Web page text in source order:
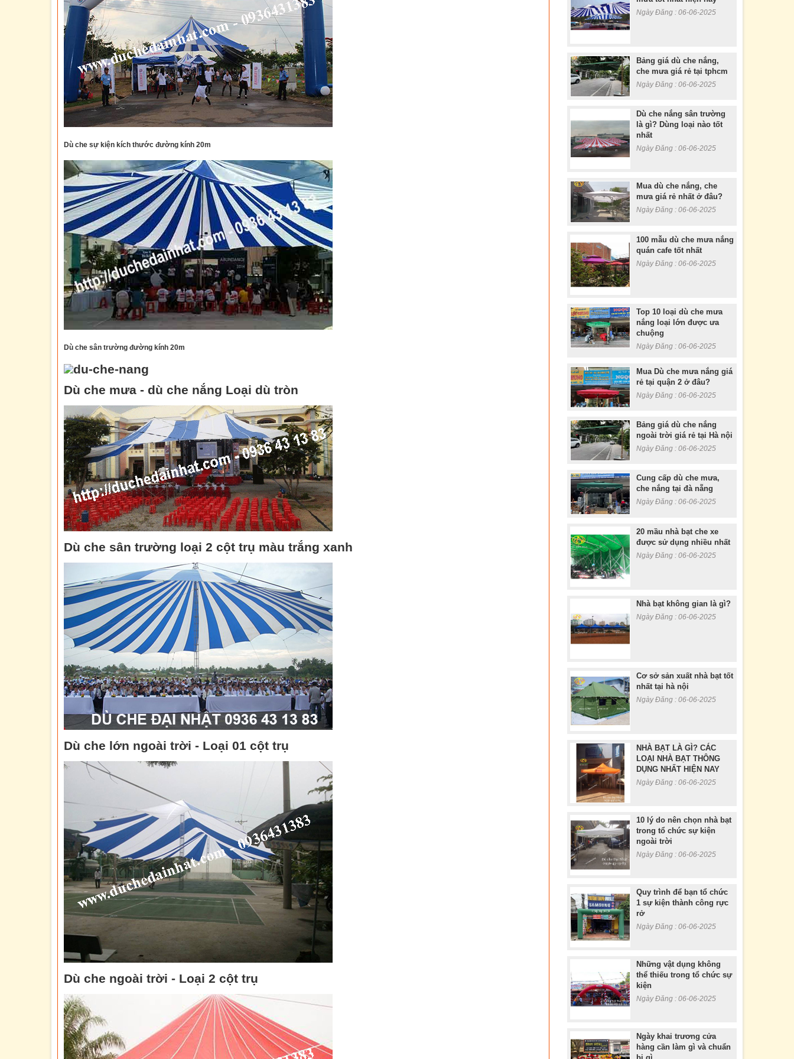
Dù che sự kiện kích thước đường kính 20m
Dù che sân trường đường kính 20m
Dù che mưa - dù che nắng Loại dù tròn
Dù che sân trường loại 2 cột trụ màu trắng xanh
Dù che lớn ngoài trời - Loại 01 cột trụ
Dù che ngoài trời - Loại 2 cột trụ
Ngày Đăng : 06-06-2025
Bảng giá dù che nắng,
che mưa giá rẻ tại tphcm
Ngày Đăng : 06-06-2025
Dù che nắng sân trường
là gì? Dùng loại nào tốt
nhất
Ngày Đăng : 06-06-2025
Mua dù che nắng, che
mưa giá rẻ nhất ở đâu?
Ngày Đăng : 06-06-2025
100 mẫu dù che mưa nắng
quán cafe tốt nhất
Ngày Đăng : 06-06-2025
Top 10 loại dù che mưa
nắng loại lớn được ưa
chuộng
Ngày Đăng : 06-06-2025
Mua Dù che mưa nắng giá
rẻ tại quận 2 ở đâu?
Ngày Đăng : 06-06-2025
Bảng giá dù che nắng
ngoài trời giá rẻ tại Hà nội
Ngày Đăng : 06-06-2025
Cung cấp dù che mưa,
che nắng tại đà nẵng
Ngày Đăng : 06-06-2025
20 mầu nhà bạt che xe
được sử dụng nhiều nhất
Ngày Đăng : 06-06-2025
Nhà bạt không gian là gì?
Ngày Đăng : 06-06-2025
Cơ sở sản xuất nhà bạt tốt
nhất tại hà nội
Ngày Đăng : 06-06-2025
NHÀ BẠT LÀ GÌ? CÁC
LOẠI NHÀ BẠT THÔNG
DỤNG NHẤT HIỆN NAY
Ngày Đăng : 06-06-2025
10 lý do nên chọn nhà bạt
trong tổ chức sự kiện
ngoài trời
Ngày Đăng : 06-06-2025
Quy trình để bạn tổ chức
1 sự kiện thành công rực
rở
Ngày Đăng : 06-06-2025
Những vật dụng không
thể thiếu trong tổ chức sự
kiện
Ngày Đăng : 06-06-2025
Ngày khai trương cửa
hàng cần làm gì và chuẩn